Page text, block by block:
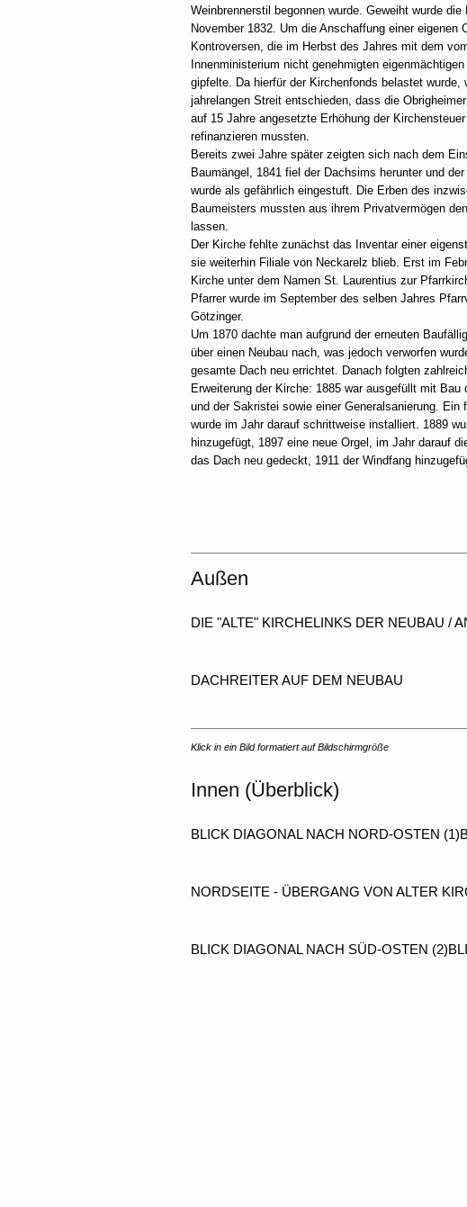
Weinbrennerstil begonnen wurde. Geweiht wurde
November 1832. Um die Anschaffung einer eigenen
Kontroversen, die im Herbst des Jahres mit dem
Innenministerium nicht genehmigten eigenmächtigen
gipfelte. Da hierfür der Kirchenfonds belastet wurde,
jahrelangen Streit entschieden, dass die
auf 15 Jahre angesetzte Erhöhung der
refinanzieren mussten.
Bereits zwei Jahre später zeigten sich nach dem
Baumängel, 1841 fiel der Dachsims herunter und
wurde als gefährlich eingestuft. Die Erben des
Baumeisters mussten aus ihrem Privatvermögen
lassen.
Der Kirche fehlte zunächst das Inventar einer
sie weiterhin Filiale von Neckarelz blieb. Erst im
Kirche unter dem Namen St. Laurentius zur
Pfarrer wurde im September des selben Jahres
Götzinger.
Um 1870 dachte man aufgrund der erneuten
über einen Neubau nach, was jedoch verworfen
gesamte Dach neu errichtet. Danach folgten
Erweiterung der Kirche: 1885 war ausgefüllt mit Bau
und der Sakristei sowie einer Generalsanierung. Ein
wurde im Jahr darauf schrittweise installiert. 1889
hinzugefügt, 1897 eine neue Orgel, im Jahr darauf
das Dach neu gedeckt, 1911 der Windfang
Außen
DIE "ALTE" KIRCHELINKS DER NEUBAU /
DACHREITER AUF DEM NEUBAU
Klick in ein Bild formatiert auf Bildschirmgröße
Innen (Überblick)
BLICK DIAGONAL NACH NORD-OSTEN (1)
NORDSEITE - ÜBERGANG VON ALTER
BLICK DIAGONAL NACH SÜD-OSTEN (2)